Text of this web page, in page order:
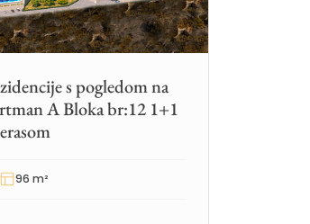
s pogledom na
A Bloka br:12 1+1
96 m²